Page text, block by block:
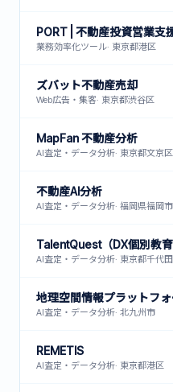
PORT | 不動産投資営業支
業務効率化ツール· 東京都港区
ズバット不動産売却
Web広告・集客· 東京都渋谷区
MapFan 不動産分析
AI査定・データ分析· 東京都文京区
不動産AI分析
AI査定・データ分析· 福岡県福岡市
TalentQuest（DX個別教育
AI査定・データ分析· 東京都千代
地理空間情報プラットフ
AI査定・データ分析· 北九州市
REMETIS
AI査定・データ分析· 東京都港区